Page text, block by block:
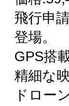
飛行申
登場。
GPS搭
精細な
ドロー